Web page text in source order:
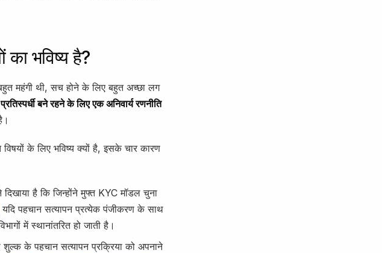
का भविष्य है?
महंगी थी, सच होने के लिए बहुत अच्छा लग
बने रहने के लिए एक अनिवार्य रणनीति
के लिए भविष्य क्यों है, इसके चार कारण
है कि जिन्होंने मुफ्त KYC मॉडल चुना
यदि पहचान सत्यापन प्रत्येक पंजीकरण के साथ
में स्थानांतरित हो जाती है।
के पहचान सत्यापन प्रक्रिया को अपनाने